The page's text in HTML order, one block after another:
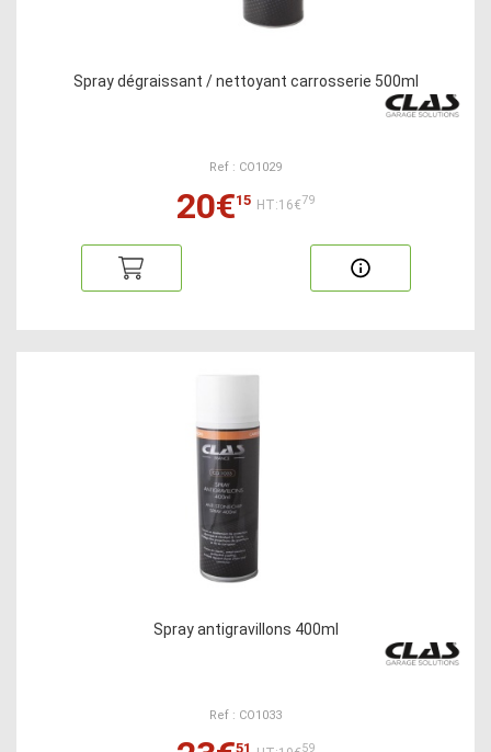
Spray dégraissant / nettoyant carrosserie 500ml
Ref : CO1029
20€15 HT:16€79
Spray antigravillons 400ml
Ref : CO1033
51 59